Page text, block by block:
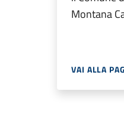
Montana
VAI ALLA